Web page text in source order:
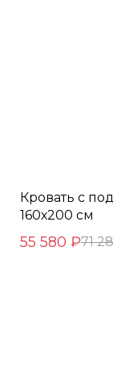
Кровать с
160х200 см
55 580 ₽71